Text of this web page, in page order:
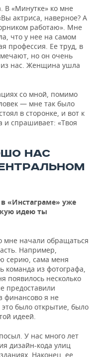
В «Минутке» ко мне
актриса, наверное? А
работаю». Мне
что у нее на самом
профессия. Ее труд, в
но он очень
из нас. Женщина ушла
со мной, помимо
— мне так было
в сторонке, и вот к
и спрашивает: «Твоя
НАС
«Инстаграме» уже
идею ты
мне начали обращаться
Например,
серию, сама меня
команда из фотографа,
появилось несколько
предоставили
финансово я не
было открытие, было
идеей.
У нас много лет
дизайн-кода улиц
Наконец, ее